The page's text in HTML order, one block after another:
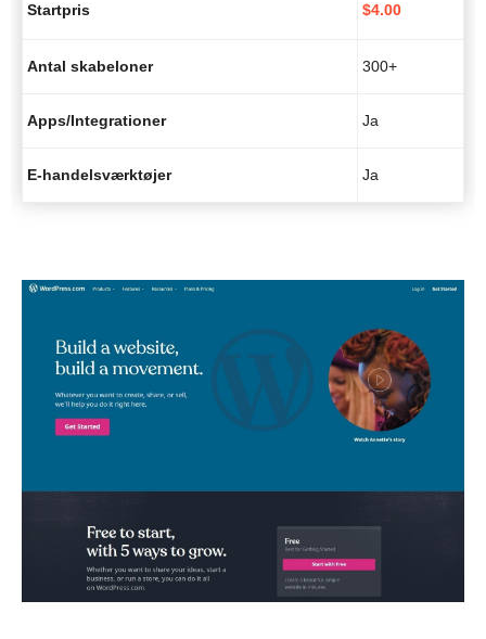
Startpris $4.00
Antal skabeloner 300+
Apps/Integrationer Ja
E-handelsværktøjer Ja